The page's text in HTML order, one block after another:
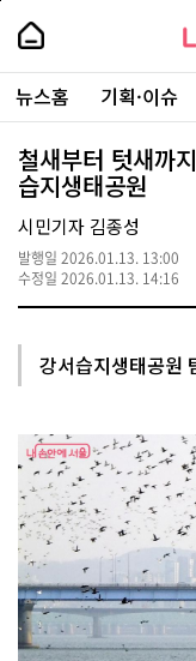
본
로
가
내
손
안
에
서
울
-
서
울
시
대
표
소
통
포
손
주
요
서
뉴스홈 기획·이슈
철새부터 텃새까
습지생태공원
시민기자 김종성
발행일 2026.01.13. 13:00
수정일 2026.01.13. 14:16
강서습지생태공원
페
상
단
로